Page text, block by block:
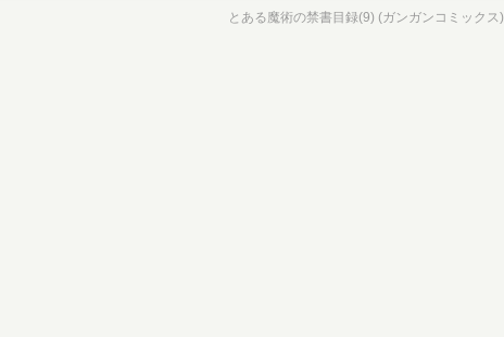
とある魔術の禁書目録(9) (ガンガンコミックス)